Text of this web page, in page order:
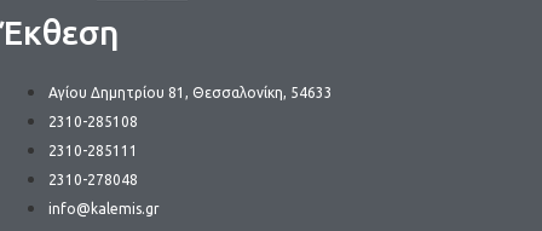
Έκθεση
Αγίου Δημητρίου 81, Θεσσαλονίκη, 54633
2310-285108
2310-285111
2310-278048
info@kalemis.gr